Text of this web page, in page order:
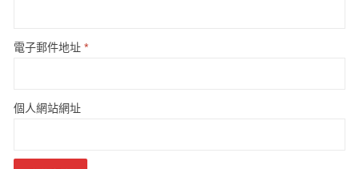
電子郵件地址 *
個人網站網址